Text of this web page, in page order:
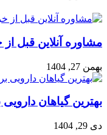
مشاوره آنلاین قبل از
بهمن 27, 1404
بهترین گیاهان
دی 29, 1404